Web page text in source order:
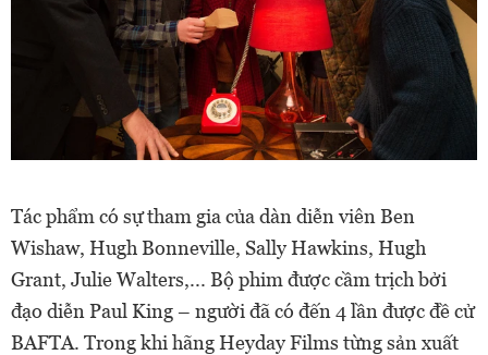
Tác phẩm có sự tham gia của dàn diễn viên Ben
Wishaw, Hugh Bonneville, Sally Hawkins, Hugh
Grant, Julie Walters,... Bộ phim được cầm trịch bởi
đạo diễn Paul King – người đã có đến 4 lần được đề cử
BAFTA. Trong khi hãng Heyday Films từng sản xuất